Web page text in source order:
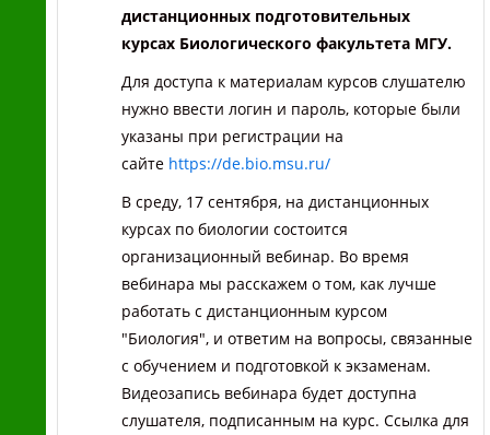
дистанционных подготовительных
курсах Биологического факультета МГУ.
Для доступа к материалам курсов слушателю
нужно ввести логин и пароль, которые были
указаны при регистрации на
сайте https://de.bio.msu.ru/
В среду, 17 сентября, на дистанционных
курсах по биологии состоится
организационный вебинар. Во время
вебинара мы расскажем о том, как лучше
работать с дистанционным курсом
"Биология", и ответим на вопросы, связанные
с обучением и подготовкой к экзаменам.
Видеозапись вебинара будет доступна
слушателя, подписанным на курс. Ссылка для